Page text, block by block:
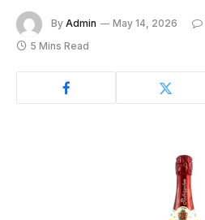
By Admin May 14, 2026
5 Mins Read